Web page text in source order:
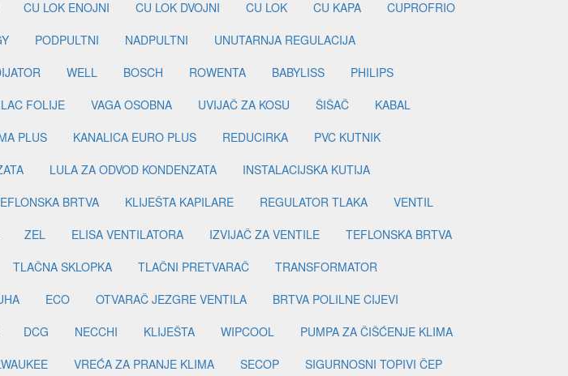
CU LOK ENOJNI CU LOK DVOJNI CU LOK CU KAPA
CUPROFRIO
PODPULTNI NADPULTNI
UNUTARNJA REGULACIJA
WELL BOSCH ROWENTA BABYLISS
PHILIPS
FOLIJE VAGA OSOBNA UVIJAČ ZA KOSU ŠIŠAČ
KABAL
PLUS KANALICA EURO PLUS REDUCIRKA
PVC KUTNIK
LULA ZA ODVOD KONDENZATA
INSTALACIJSKA KUTIJA
BRTVA KLIJEŠTA KAPILARE REGULATOR TLAKA
VENTIL
ZEL ELISA VENTILATORA IZVIJAČ ZA VENTILE
TEFLONSKA BRTVA
TLAČNA SKLOPKA TLAČNI PRETVARAČ
TRANSFORMATOR
ECO OTVARAČ JEZGRE VENTILA
BRTVA POLILNE CIJEVI
DCG NECCHI KLIJEŠTA WIPCOOL
PUMPA ZA ČIŠĆENJE KLIMA
VREĆA ZA PRANJE KLIMA SECOP SIGURNOSNI TOPIVI ČEP